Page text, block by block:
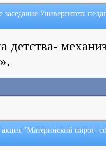
заседание Университета
детства-
акция "Материнский пирог-